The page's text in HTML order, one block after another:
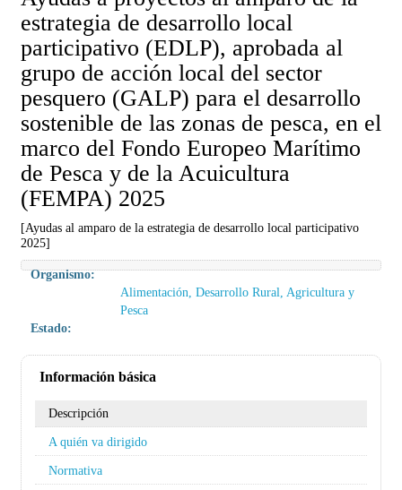
estrategia de desarrollo local
participativo (EDLP), aprobada al
grupo de acción local del sector
pesquero (GALP) para el desarrollo
sostenible de las zonas de pesca, en el
marco del Fondo Europeo Marítimo
de Pesca y de la Acuicultura
(FEMPA) 2025
[Ayudas al amparo de la estrategia de desarrollo local participativo
2025]
Organismo:
Alimentación, Desarrollo Rural, Agricultura y
Pesca
Estado:
Información básica
Descripción
A quién va dirigido
Normativa